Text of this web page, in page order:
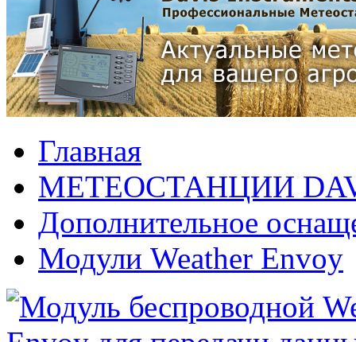
Главная
МЕТЕОСТАНЦИИ
Дополнительное
Модули Weather Envoy